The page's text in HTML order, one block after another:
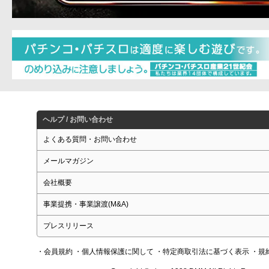
ヘルプ / お問い合わせ
よくある質問・お問い合わせ
メールマガジン
会社概要
事業提携・事業譲渡(M&A)
プレスリリース
・会員規約 ・個人情報保護に関して ・特定商取引法に基づく表示 ・規